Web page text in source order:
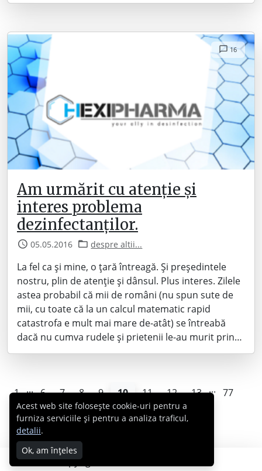
16
Am urmărit cu atenție și
interes problema
dezinfectanților.
05.05.2016 despre altii...
La fel ca și mine, o țară întreagă. Și președintele
nostru, plin de atenție și dânsul. Plus interes. Zilele
astea probabil că mii de români (nu spun sute de
mii, cu toate că la un calcul matematic rapid
catastrofa e mult mai mare de-atât) se întreabă
dacă nu cumva rudele și prietenii le-au murit prin…
1 ... 6 7 8 9 10 11 12 13 ... 77
Copyright © 2007 - 2026 Cabral.ro
Acest web site folosește cookie-uri pentru a
furniza serviciile și pentru a analiza traficul,
detalii.
Ok, am înțeles